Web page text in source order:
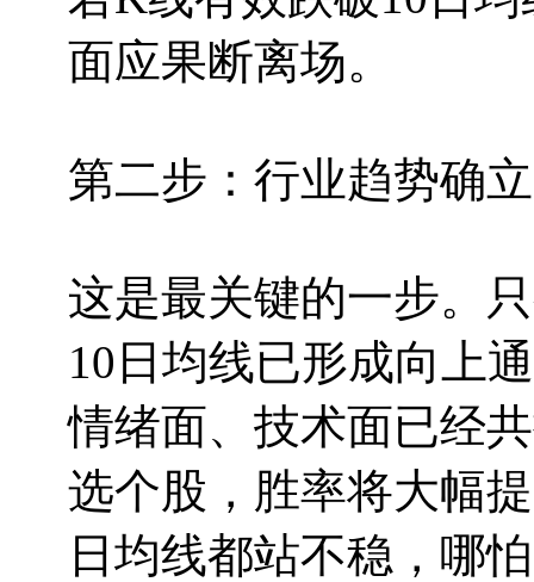
面应果断离场。
第二步：行业趋势确
这是最关键的一步。
10日均线已形成向上
情绪面、技术面已经
选个股，胜率将大幅
日均线都站不稳，哪